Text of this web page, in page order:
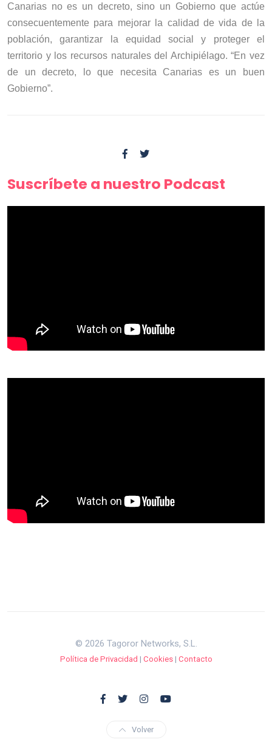
Canarias no es un decreto, sino un Gobierno que actúe
consecuentemente para mejorar la calidad de vida de la
población, garantizar la equidad social y proteger el
territorio y los recursos naturales del Archipiélago. “En vez
de un decreto, lo que necesita Canarias es un buen
Gobierno”.
Suscríbete a nuestro Podcast
© 2026 Tagoror Networks, S.L.
Política de Privacidad | Cookies| Contacto
Volver